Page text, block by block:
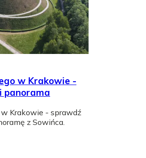
w Krakowie -
panorama
w Krakowie - sprawdź
z Sowińca.